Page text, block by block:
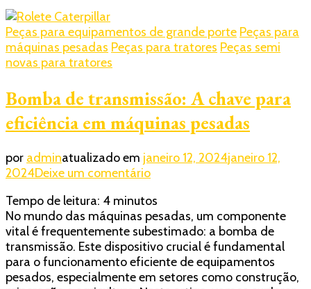
Peças para equipamentos de grande porte Peças para
máquinas pesadas Peças para tratores Peças semi
novas para tratores
Bomba de transmissão: A chave para
eficiência em máquinas pesadas
por adminatualizado em janeiro 12, 2024janeiro 12,
2024Deixe um comentárioem
de
transmissão:
A
chave
para
eficiência
Tempo de leitura: 4 minutos
No mundo das máquinas pesadas, um componente
vital é frequentemente subestimado: a bomba de
transmissão. Este dispositivo crucial é fundamental
para o funcionamento eficiente de equipamentos
pesados, especialmente em setores como construção,